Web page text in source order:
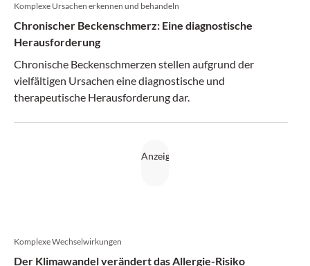
Komplexe Ursachen erkennen und behandeln
Chronischer Beckenschmerz: Eine diagnostische
Herausforderung
Chronische Beckenschmerzen stellen aufgrund der
vielfältigen Ursachen eine diagnostische und
therapeutische Herausforderung dar.
Komplexe Wechselwirkungen
Der Klimawandel verändert das Allergie-Risiko